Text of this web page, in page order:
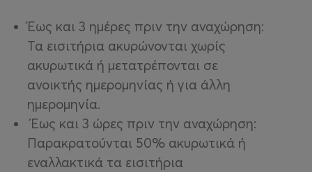
Έως και 3 ημέρες πριν την αναχώρηση:
Τα εισιτήρια ακυρώνονται χωρίς
ακυρωτικά ή μετατρέπονται σε
ανοικτής ημερομηνίας ή για άλλη
ημερομηνία.
Έως και 3 ώρες πριν την αναχώρηση:
Παρακρατούνται 50% ακυρωτικά ή
εναλλακτικά τα εισιτήρια